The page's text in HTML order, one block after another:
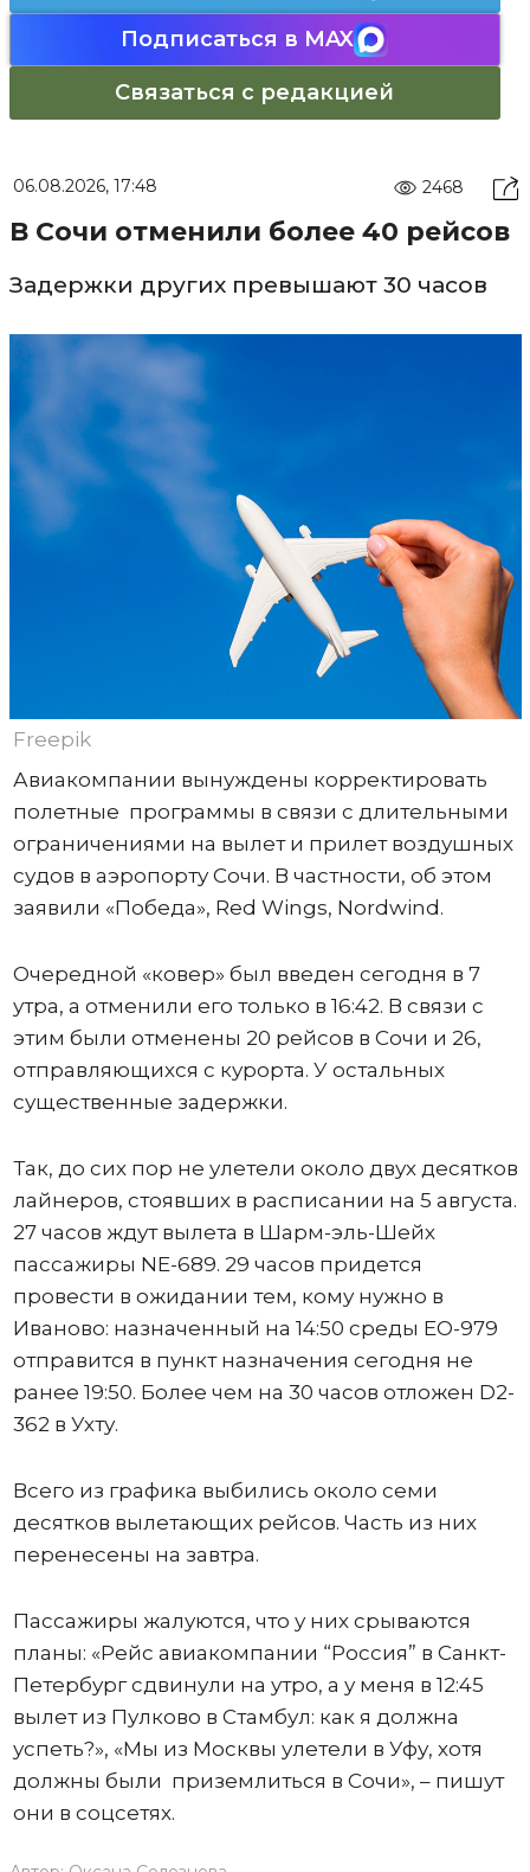
Подписаться в MAX
Связаться с редакцией
06.08.2026, 17:48 2468
В Сочи отменили более 40 рейсов
Задержки других превышают 30 часов
Freepik
Авиакомпании вынуждены корректировать
полетные программы в связи с длительными
ограничениями на вылет и прилет воздушных
судов в аэропорту Сочи. В частности, об этом
заявили «Победа», Red Wings, Nordwind.
Очередной «ковер» был введен сегодня в 7
утра, а отменили его только в 16:42. В связи с
этим были отменены 20 рейсов в Сочи и 26,
отправляющихся с курорта. У остальных
существенные задержки.
Так, до сих пор не улетели около двух десятков
лайнеров, стоявших в расписании на 5 августа.
27 часов ждут вылета в Шарм-эль-Шейх
пассажиры NE-689. 29 часов придется
провести в ожидании тем, кому нужно в
Иваново: назначенный на 14:50 среды ЕО-979
отправится в пункт назначения сегодня не
ранее 19:50. Более чем на 30 часов отложен D2-
362 в Ухту.
Всего из графика выбились около семи
десятков вылетающих рейсов. Часть из них
перенесены на завтра.
Пассажиры жалуются, что у них срываются
планы: «Рейс авиакомпании “Россия” в Санкт-
Петербург сдвинули на утро, а у меня в 12:45
вылет из Пулково в Стамбул: как я должна
успеть?», «Мы из Москвы улетели в Уфу, хотя
должны были приземлиться в Сочи», – пишут
они в соцсетях.